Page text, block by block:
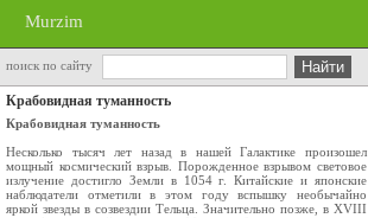
Murzim
поиск по сайту
Крабовидная туманность
Крабовидная туманность
Несколько тысяч лет назад в нашей Галактике произошел
мощный космический взрыв. Порожденное взрывом световое
излучение достигло Земли в 1054 г. Китайские и японские
наблюдатели отметили в этом году вспышку необычайно
яркой звезды в созвездии Тельца. Значительно позже, в XVIII